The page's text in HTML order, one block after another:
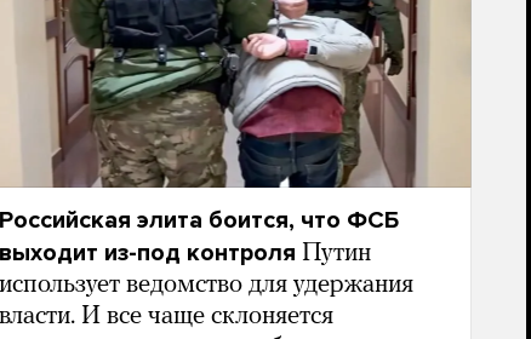
Российская элита боится, что ФСБ
выходит из-под контроля Путин
использует ведомство для удержания
власти. И все чаще склоняется